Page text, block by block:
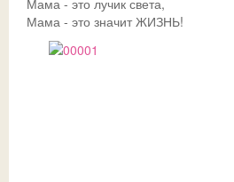
Мама - это лучик света,
Мама - это значит ЖИЗНЬ!